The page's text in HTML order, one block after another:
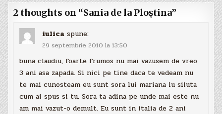
2 thoughts on “Sania de la Ploştina”
iulica spune:
29 septembrie 2010 la 13:50
buna claudiu, foarte frumos nu mai vazusem de vreo
3 ani asa zapada. Si nici pe tine daca te vedeam nu
te mai cunosteam eu sunt sora lui mariana lu siluta
cum ai spus si tu. Sora ta adina pe unde mai este nu
am mai vazut-o demult. Eu sunt in italia de 2 ani